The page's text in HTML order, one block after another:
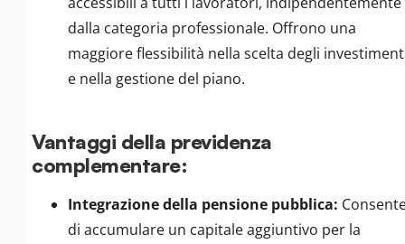
dalla categoria professionale. Offrono una
maggiore flessibilità nella scelta degli
e nella gestione del piano.
Vantaggi della previdenza
complementare:
Integrazione della pensione pubblica:
di accumulare un capitale aggiuntivo per la